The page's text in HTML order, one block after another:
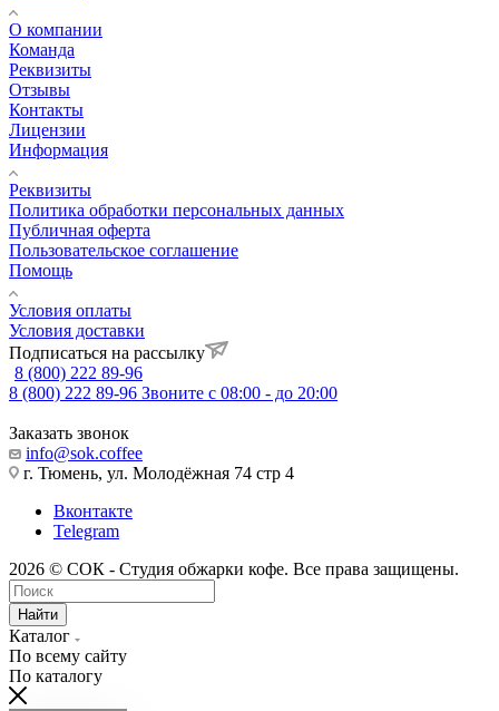
О компании
Команда
Реквизиты
Отзывы
Контакты
Лицензии
Информация
Реквизиты
Политика обработки персональных данных
Публичная оферта
Пользовательское соглашение
Помощь
Условия оплаты
Условия доставки
Подписаться на рассылку
8 (800) 222 89-96
8 (800) 222 89-96 Звоните с 08:00 - до 20:00
Заказать звонок
info@sok.coffee
г. Тюмень, ул. Молодёжная 74 стр 4
Вконтакте
Telegram
2026 © СОК - Студия обжарки кофе. Все права защищены.
Найти
Каталог
По всему сайту
По каталогу